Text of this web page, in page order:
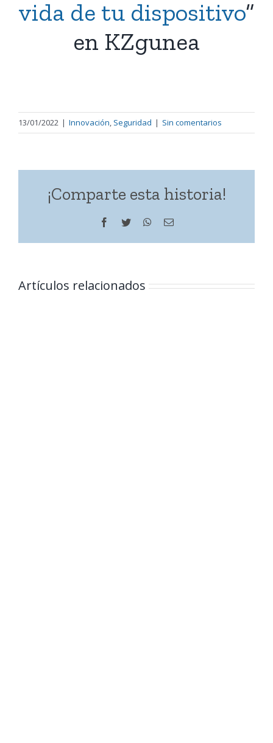
vida de tu dispositivo”
en KZgunea
13/01/2022 | Innovación Seguridad | Sin comentarios
¡Comparte esta historia!
Facebook
Twitter WhatsApp
Correo
Artículos relacionados